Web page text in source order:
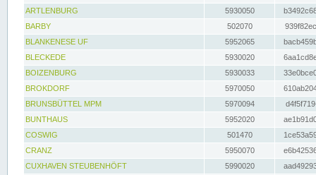
ARTLENBURG
5930050
BARBY
502070
BLANKENESE UF
5952065
BLECKEDE
5930020
BOIZENBURG
5930033
BROKDORF
5970050
BRUNSBÜTTEL MPM
5970094
BUNTHAUS
5952020
COSWIG
501470
CRANZ
5950070
CUXHAVEN STEUBENHÖFT
5990020